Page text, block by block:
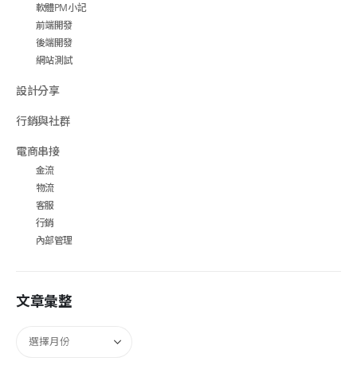
軟體PM小記
前端開發
後端開發
網站測試
設計分享
行銷與社群
電商串接
金流
物流
客服
行銷
內部管理
文章彙整